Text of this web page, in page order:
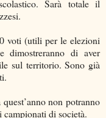
Sarà totale il
voti (utili per le elezioni
dimostreranno di aver
sul territorio. Sono già
non potranno
di società.